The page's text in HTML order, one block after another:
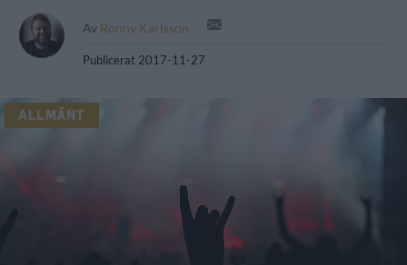
Av Ronny Karlsson
Publicerat 2017-11-27
ALLMÄNT